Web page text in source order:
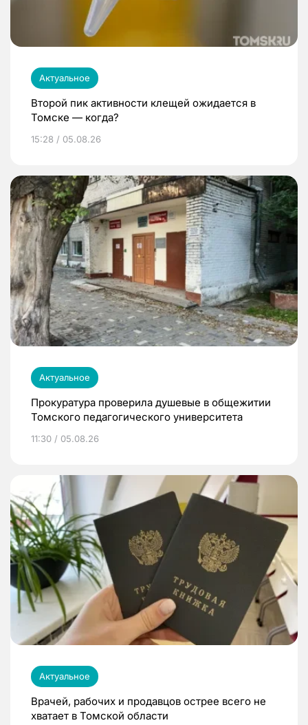
Актуальное
Второй пик активности клещей ожидается в
Томске — когда?
15:28 / 05.08.26
Актуальное
Прокуратура проверила душевые в общежитии
Томского педагогического университета
11:30 / 05.08.26
Актуальное
Врачей, рабочих и продавцов острее всего не
хватает в Томской области